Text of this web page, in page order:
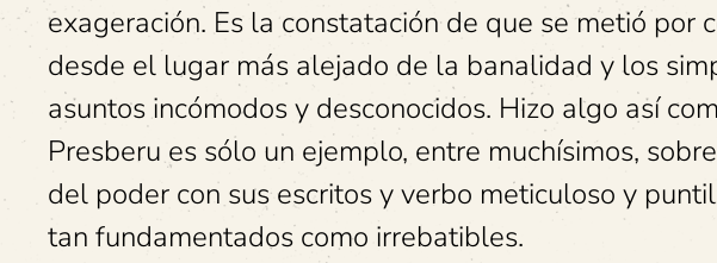
exageración. Es la constatación de que se metió por
desde el lugar más alejado de la banalidad y los
asuntos incómodos y desconocidos. Hizo algo así
Presberu es sólo un ejemplo, entre muchísimos,
del poder con sus escritos y verbo meticuloso y
tan fundamentados como irrebatibles.